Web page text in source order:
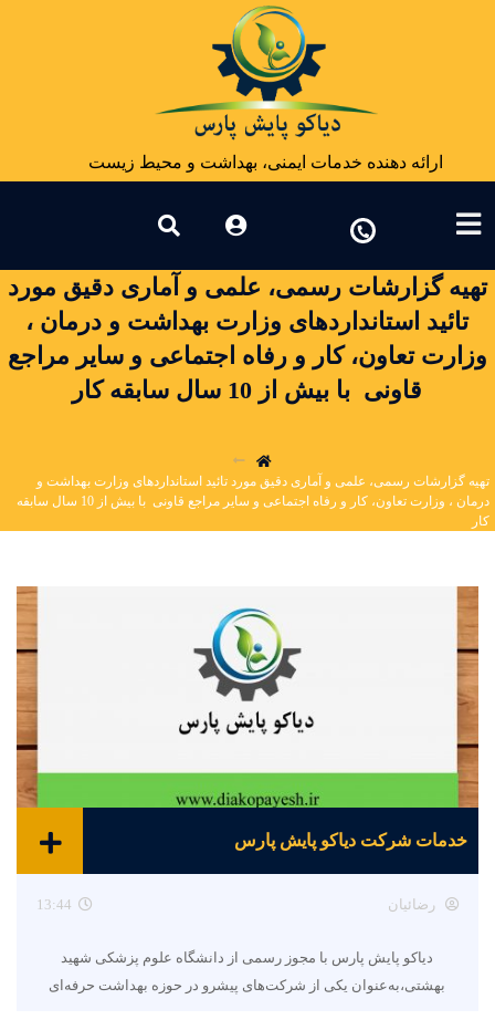
ارائه دهنده خدمات ایمنی، بهداشت و محیط زیست
گزارشات رسمی، علمی و آماری دقیق مورد
تائید استانداردهای وزارت بهداشت و درمان ،
تعاون، کار و رفاه اجتماعی و سایر مراجع
قاونی با بیش از 10 سال سابقه کار
گزارشات رسمی، علمی و آماری دقیق مورد تائید استانداردهای وزارت بهداشت و
درمان ، وزارت تعاون، کار و رفاه اجتماعی و سایر مراجع قاونی با بیش از 10 سال سابقه
خدمات شرکت دیاکو پایش پارس
رضائیان 13:44
دیاکو پایش پارس با مجوز رسمی از دانشگاه علوم پزشکی شهید
بهشتی،به‌عنوان یکی از شرکت‌های پیشرو در حوزه بهداشت حرفه‌ای